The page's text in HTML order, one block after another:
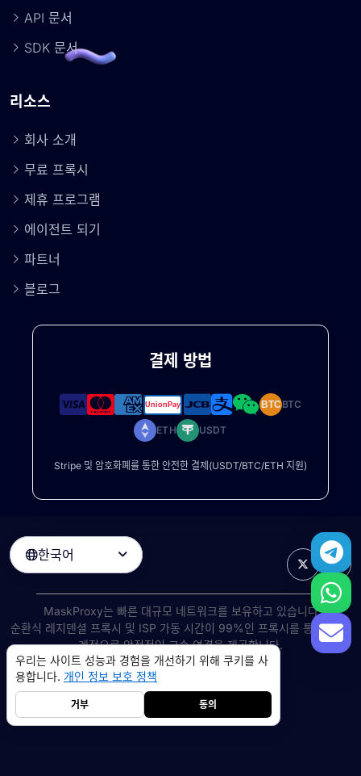
API 문서
SDK 문서
리소스
회사 소개
무료 프록시
제휴 프로그램
에이전트 되기
파트너
블로그
결제 방법
BTCBTC
ETH USDT
Stripe 및 암호화폐를 통한 안전한 결제(USDT/BTC/ETH 지원)
한국어 
MaskProxy는 빠른 대규모 네트워크를 보유하고 있습니다
순환식 레지덴셜 프록시 및 ISP 가동 시간이 99%인 프록시를 통해 전 세
계적으로 안정적인 고속 연결을 제공합니다.
©2026AIWAY LIMITED. 모든 권리 보유.
서비스 약관개인 정보 보호 정책환불 정책쿠키 정책
우리는 사이트 성능과 경험을 개선하기 위해 쿠키를 사
용합니다. 개인 정보 보호 정책
거부 동의